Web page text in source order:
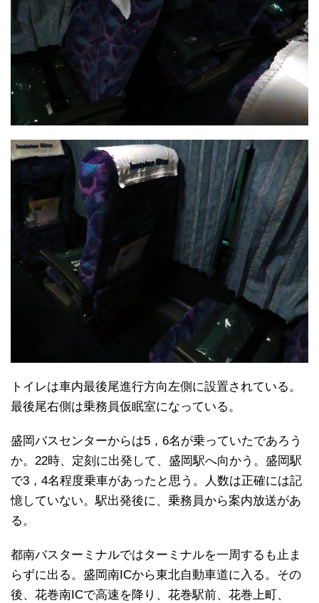
トイレは車内最後尾進行方向左側に設置されている。
最後尾右側は乗務員仮眠室になっている。
盛岡バスセンターからは5，6名が乗っていたであろう
か。22時、定刻に出発して、盛岡駅へ向かう。盛岡駅
で3，4名程度乗車があったと思う。人数は正確には記
憶していない。駅出発後に、乗務員から案内放送があ
る。
都南バスターミナルではターミナルを一周するも止ま
らずに出る。盛岡南ICから東北自動車道に入る。その
後、花巻南ICで高速を降り、花巻駅前、花巻上町、